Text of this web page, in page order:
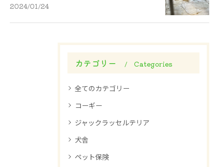
2024/01/24
カテゴリー Categories
全てのカテゴリー
コーギー
ジャックラッセルテリア
犬舎
ペット保険